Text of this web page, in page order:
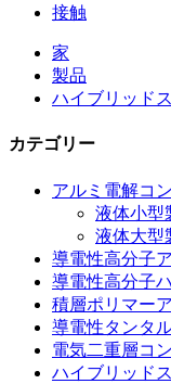
接触
家
製品
ハイブリッド
カテゴリー
アルミ電解コ
液体小型
液体大型
導電性高分子
導電性高分子
積層ポリマー
導電性タンタ
電気二重層コ
ハイブリッド